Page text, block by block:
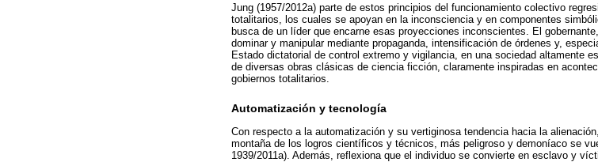
Jung (1957/2012a) parte de estos principios del funcionamiento colectivo
totalitarios, los cuales se apoyan en la inconsciencia y en componentes
busca de un líder que encarne esas proyecciones inconscientes. El
dominar y manipular mediante propaganda, intensificación de órdenes y,
Estado dictatorial de control extremo y vigilancia, en una sociedad altamente
de diversas obras clásicas de ciencia ficción, claramente inspiradas en
gobiernos totalitarios.
Automatización y tecnología
Con respecto a la automatización y su vertiginosa tendencia hacia la
montaña de los logros científicos y técnicos, más peligroso y demoníaco se
1939/2011a). Además, reflexiona que el individuo se convierte en esclavo y